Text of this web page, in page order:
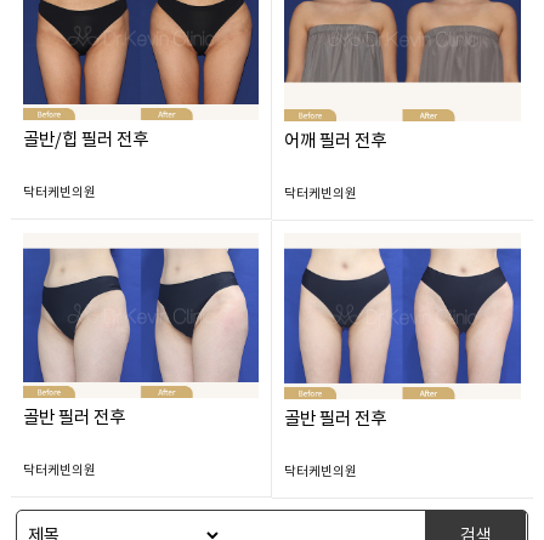
골반/힙 필러 전후
닥터케빈의원
어깨 필러 전후
닥터케빈의원
골반 필러 전후
닥터케빈의원
골반 필러 전후
닥터케빈의원
검색